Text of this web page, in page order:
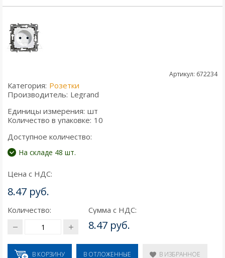
Артикул: 672234
Категория: Розетки
Производитель: Legrand
Единицы измерения: шт
Количество в упаковке: 10
Доступное количество:
На складе 48 шт.
Цена с НДС:
8.47 руб.
Количество: Сумма с НДС:
8.47 руб.
В КОРЗИНУ В ОТЛОЖЕННЫЕ В ИЗБРАННОЕ